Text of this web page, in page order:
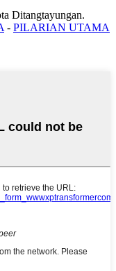
Ditangtayungan.
- PILARIAN UTAMA